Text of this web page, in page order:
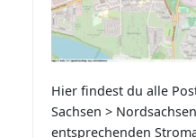
Hier findest du alle
Sachsen >
entsprechenden